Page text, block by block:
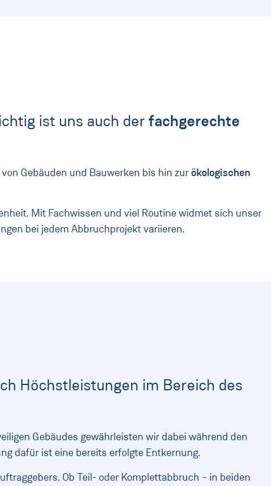
ist uns auch der fachgerechte
von Gebäuden und Bauwerken bis hin zurökologischen
Mit Fachwissen und viel Routine widmet sich unser
bei jedem Abbruchprojekt variieren.
Höchstleistungen im Bereich des
Gebäudes gewährleisten wir dabei während den
dafür ist eine bereits erfolgte Entkernung.
Ob Teil- oder Komplettabbruch – in beiden